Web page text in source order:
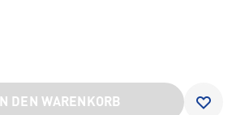
IN DEN WARENKORB